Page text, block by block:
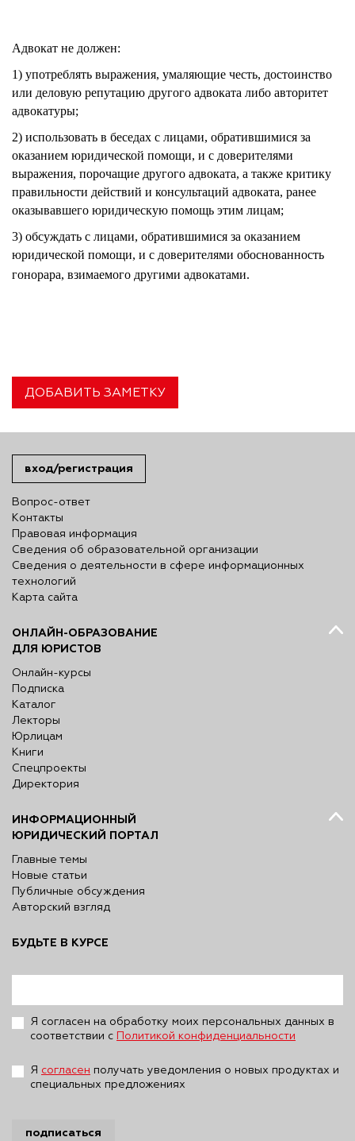
Адвокат не должен:
1) употреблять выражения, умаляющие честь, достоинство
или деловую репутацию другого адвоката либо авторитет
адвокатуры;
2) использовать в беседах с лицами, обратившимися за
оказанием юридической помощи, и с доверителями
выражения, порочащие другого адвоката, а также критику
правильности действий и консультаций адвоката, ранее
оказывавшего юридическую помощь этим лицам;
3) обсуждать с лицами, обратившимися за оказанием
юридической помощи, и с доверителями обоснованность
гонорара, взимаемого другими адвокатами.
ДОБАВИТЬ ЗАМЕТКУ
вход/регистрация
Вопрос-ответ
Контакты
Правовая информация
Сведения об образовательной организации
Сведения о деятельности в сфере информационных
технологий
Карта сайта
ОНЛАЙН-ОБРАЗОВАНИЕ
ДЛЯ ЮРИСТОВ
Онлайн-курсы
Подписка
Каталог
Лекторы
Юрлицам
Книги
Спецпроекты
Директория
ИНФОРМАЦИОННЫЙ
ЮРИДИЧЕСКИЙ ПОРТАЛ
Главные темы
Новые статьи
Публичные обсуждения
Авторский взгляд
БУДЬТЕ В КУРСЕ
Я согласен на обработку моих персональных данных в
соответствии с
Политикой конфиденциальности
Я согласен получать уведомления о новых продуктах и
специальных предложениях
подписаться